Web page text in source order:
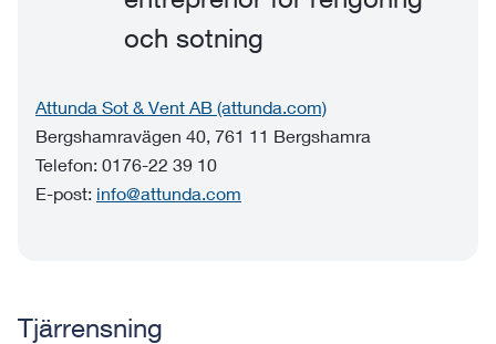
och sotning
Attunda Sot & Vent AB (attunda.com)
Bergshamravägen 40, 761 11 Bergshamra
Telefon: 0176-22 39 10
E-post: info@attunda.com
Tjärrensning